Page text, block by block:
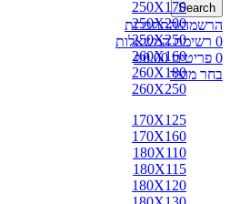
Search
הרשמה/התחברות
0 רשימת המשאלות
0 פריטים ₪0.00
בחר מוצר
250X170
250X200
250X250
260X160
260X180
260X250
170X125
170X160
180X110
180X115
180X120